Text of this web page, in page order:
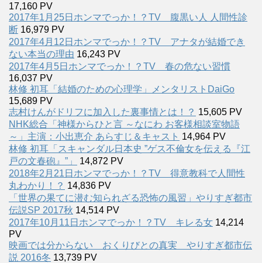
17,160 PV
2017年1月25日ホンマでっか！？TV 腹黒い人 人間性診
断 16,979 PV
2017年4月12日ホンマでっか！？TV アナタが結婚でき
ない本当の理由 16,243 PV
2017年4月5日ホンマでっか！？TV 春の危ない習慣
16,037 PV
林修 初耳「結婚のための心理学」メンタリストDaiGo
15,689 PV
志村けんがドリフに加入した裏事情とは！？ 15,605 PV
NHK総合「神様からひと言 ～なにわ お客様相談室物語
～」主演：小出恵介 あらすじ＆キャスト 14,964 PV
林修 初耳「スキャンダル日本史 ”ゲス不倫女を伝える『江
戸の文春砲』”」
14,872 PV
2018年2月21日ホンマでっか！？TV 得意教科で人間性
丸わかり！？ 14,836 PV
「世界の果てに潜む知られざる恐怖の風習」やりすぎ都市
伝説SP 2017秋 14,514 PV
2017年10月11日ホンマでっか！？TV キレる女 14,214
PV
映画では分からない おくりびとの真実 やりすぎ都市伝
説 2016冬 13,739 PV